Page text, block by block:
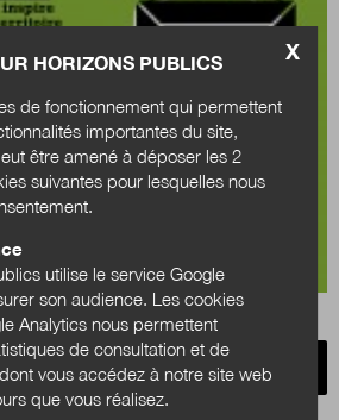
publique
Acheter
X
HORIZONS PUBLICS
de fonctionnement qui permettent
importantes du site,
être amené à déposer les 2
suivantes pour lesquelles nous
utilise le service Google
son audience. Les cookies
Analytics nous permettent
de consultation et de
vous accédez à notre site web
que vous réalisez.